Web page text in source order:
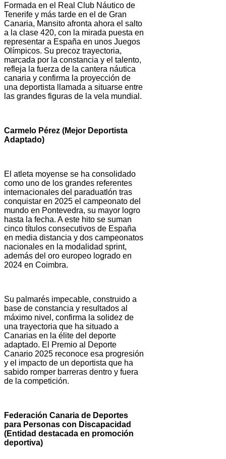
Formada en el Real Club Náutico de
Tenerife y más tarde en el de Gran
Canaria, Mansito afronta ahora el salto
a la clase 420, con la mirada puesta en
representar a España en unos Juegos
Olímpicos. Su precoz trayectoria,
marcada por la constancia y el talento,
refleja la fuerza de la cantera náutica
canaria y confirma la proyección de
una deportista llamada a situarse entre
las grandes figuras de la vela mundial.
Carmelo Pérez (Mejor Deportista
Adaptado)
El atleta moyense se ha consolidado
como uno de los grandes referentes
internacionales del paraduatlón tras
conquistar en 2025 el campeonato del
mundo en Pontevedra, su mayor logro
hasta la fecha. A este hito se suman
cinco títulos consecutivos de España
en media distancia y dos campeonatos
nacionales en la modalidad sprint,
además del oro europeo logrado en
2024 en Coimbra.
Su palmarés impecable, construido a
base de constancia y resultados al
máximo nivel, confirma la solidez de
una trayectoria que ha situado a
Canarias en la élite del deporte
adaptado. El Premio al Deporte
Canario 2025 reconoce esa progresión
y el impacto de un deportista que ha
sabido romper barreras dentro y fuera
de la competición.
Federación Canaria de Deportes
para Personas con Discapacidad
(Entidad destacada en promoción
deportiva)